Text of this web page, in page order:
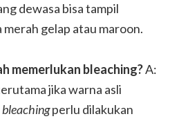
dewasa bisa tampil
gelap atau maroon.
memerlukan bleaching?A:
jika warna asli
bleachingperlu dilakukan